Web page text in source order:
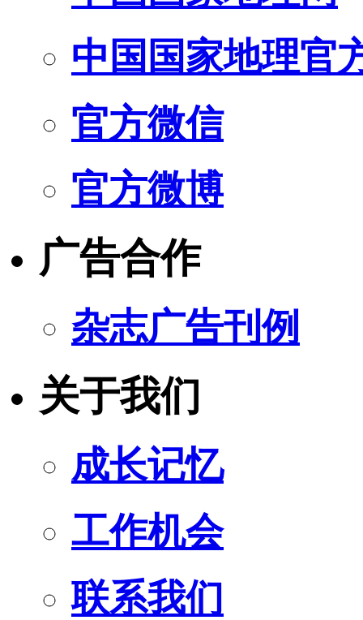
中国国家地理官
官方微信
官方微博
广告合作
杂志广告刊例
关于我们
成长记忆
工作机会
联系我们